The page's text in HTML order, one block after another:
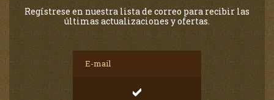
Regístrese en nuestra lista de correo para recibir las
últimas actualizaciones y ofertas.